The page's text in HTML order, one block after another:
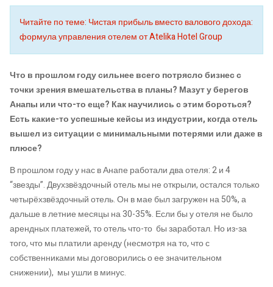
Читайте по теме: Чистая прибыль вместо валового дохода:
формула управления отелем от Atelika Hotel Group
Что в прошлом году сильнее всего потрясло бизнес с
точки зрения вмешательства в планы? Мазут у берегов
Анапы или что-то еще? Как научились с этим бороться?
Есть какие-то успешные кейсы из индустрии, когда отель
вышел из ситуации с минимальными потерями или даже в
плюсе?
В прошлом году у нас в Анапе работали два отеля: 2 и 4
“звезды”. Двухзвёздочный отель мы не открыли, остался только
четырёхзвёздочный отель. Он в мае был загружен на 50%, а
дальше в летние месяцы на 30-35%. Если бы у отеля не было
арендных платежей, то отель что-то бы заработал. Но из-за
того, что мы платили аренду (несмотря на то, что с
собственниками мы договорились о ее значительном
снижении), мы ушли в минус.